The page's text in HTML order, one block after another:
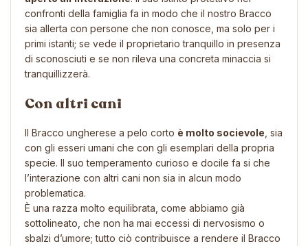
confronti della famiglia fa in modo che il nostro Bracco
sia allerta con persone che non conosce, ma solo per i
primi istanti; se vede il proprietario tranquillo in presenza
di sconosciuti e se non rileva una concreta minaccia si
tranquillizzerà.
Con altri cani
Il Bracco ungherese a pelo corto è molto socievole , sia
con gli esseri umani che con gli esemplari della propria
specie. Il suo temperamento curioso e docile fa si che
l’interazione con altri cani non sia in alcun modo
problematica.
È una razza molto equilibrata, come abbiamo già
sottolineato, che non ha mai eccessi di nervosismo o
sbalzi d’umore; tutto ciò contribuisce a rendere il Bracco